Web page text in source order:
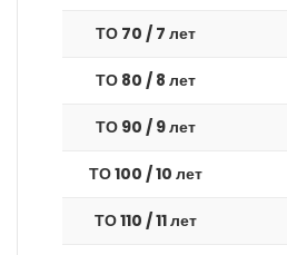
ТО 70 / 7 лет
ТО 80 / 8 лет
ТО 90 / 9 лет
ТО 100 / 10 лет
ТО 110 / 11 лет